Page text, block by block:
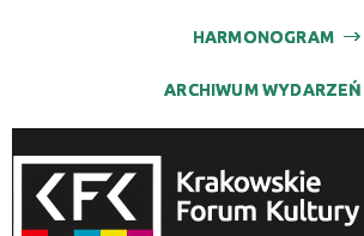
Promowane
HARMONOGRAM
ARCHIWUM WYDARZEŃ